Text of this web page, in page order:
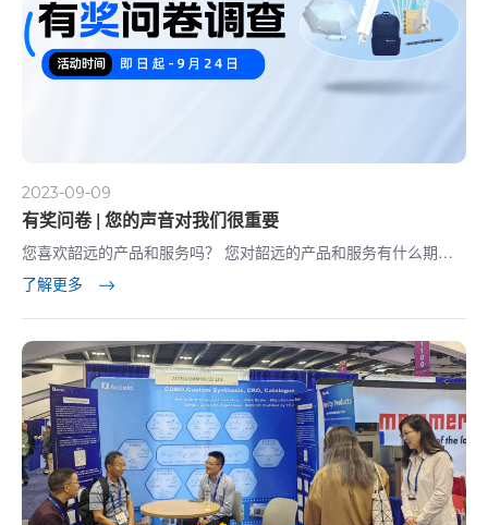
2023-09-09
有奖问卷 | 您的声音对我们很重要
您喜欢韶远的产品和服务吗？ 您对韶远的产品和服务有什么期
待？ 您的每一个想法，我们都会认真倾听； 您的每一个建议，都
了解更多